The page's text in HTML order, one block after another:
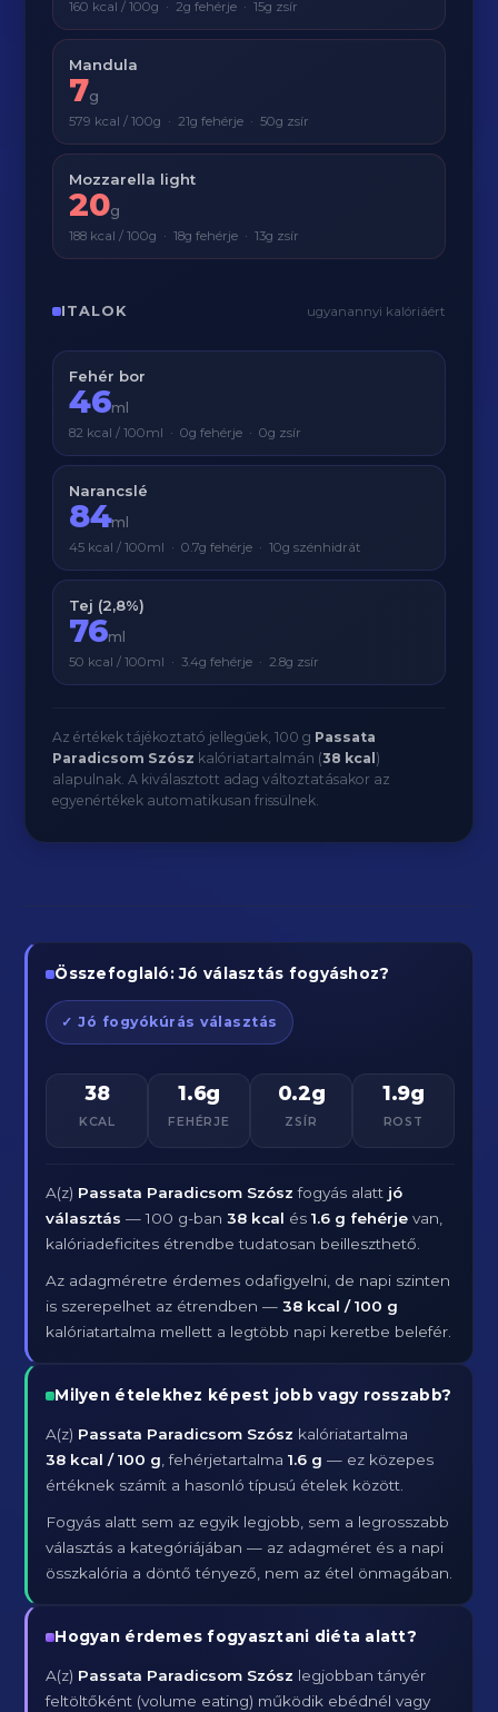
160 kcal / 100g · 2g fehérje · 15g zsír
Mandula
7g
579 kcal / 100g · 21g fehérje · 50g zsír
Mozzarella light
20g
188 kcal / 100g · 18g fehérje · 13g zsír
ITALOK ugyanannyi kalóriáért
Fehér bor
46ml
82 kcal / 100ml · 0g fehérje · 0g zsír
Narancslé
84ml
45 kcal / 100ml · 0.7g fehérje · 10g szénhidrát
Tej (2,8%)
76ml
50 kcal / 100ml · 3.4g fehérje · 2.8g zsír
Az értékek tájékoztató jellegűek, 100 g Passata
Paradicsom Szósz kalóriatartalmán (38 kcal )
alapulnak. A kiválasztott adag változtatásakor az
egyenértékek automatikusan frissülnek.
Összefoglaló: Jó választás fogyáshoz?
✓ Jó fogyókúrás választás
38
KCAL
1.6g
FEHÉRJE
0.2g
ZSÍR
1.9g
ROST
A(z) Passata Paradicsom Szósz fogyás alatt jó
választás — 100 g-ban38 kcal és1.6 g fehérje van,
kalóriadeficites étrendbe tudatosan beilleszthető.
Az adagméretre érdemes odafigyelni, de napi szinten
is szerepelhet az étrendben —38 kcal / 100 g
kalóriatartalma mellett a legtöbb napi keretbe belefér.
Milyen ételekhez képest jobb vagy rosszabb?
A(z) Passata Paradicsom Szósz kalóriatartalma
38 kcal / 100 g , fehérjetartalma1.6 g — ez közepes
értéknek számít a hasonló típusú ételek között.
Fogyás alatt sem az egyik legjobb, sem a legrosszabb
választás a kategóriájában — az adagméret és a napi
összkalória a döntő tényező, nem az étel önmagában.
Hogyan érdemes fogyasztani diéta alatt?
A(z) Passata Paradicsom Szósz legjobban tányér
feltöltőként (volume eating) működik ebédnél vagy